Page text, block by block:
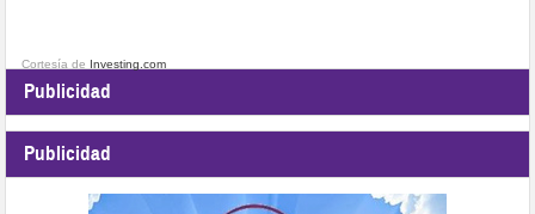
Cortesía de Investing.com
Publicidad
Publicidad